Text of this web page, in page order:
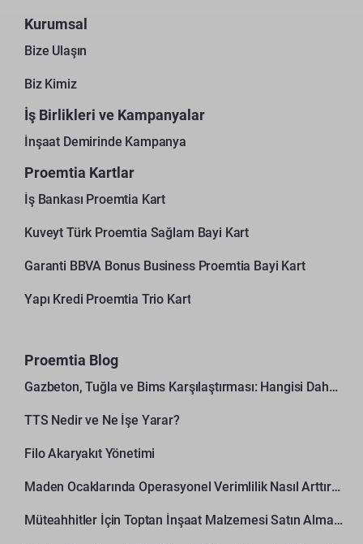
Kurumsal
Bize Ulaşın
Biz Kimiz
İş Birlikleri ve Kampanyalar
İnşaat Demirinde Kampanya
Proemtia Kartlar
İş Bankası Proemtia Kart
Kuveyt Türk Proemtia Sağlam Bayi Kart
Garanti BBVA Bonus Business Proemtia Bayi Kart
Yapı Kredi Proemtia Trio Kart
Proemtia Blog
Gazbeton, Tuğla ve Bims Karşılaştırması: Hangisi Daha Avantajlı?
TTS Nedir ve Ne İşe Yarar?
Filo Akaryakıt Yönetimi
Maden Ocaklarında Operasyonel Verimlilik Nasıl Arttırılır?
Müteahhitler İçin Toptan İnşaat Malzemesi Satın Alma Rehberi